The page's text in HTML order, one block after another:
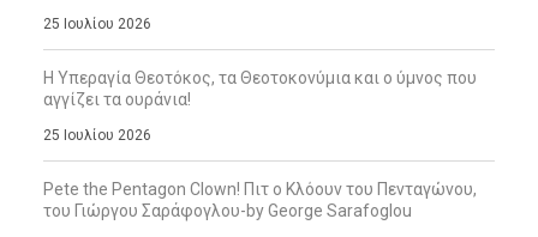
25 Ιουλίου 2026
Η Υπεραγία Θεοτόκος, τα Θεοτοκονύμια και ο ύμνος που
αγγίζει τα ουράνια!
25 Ιουλίου 2026
Pete the Pentagon Clown! Πιτ ο Κλόουν του Πενταγώνου,
του Γιώργου Σαράφογλου-by George Sarafoglou